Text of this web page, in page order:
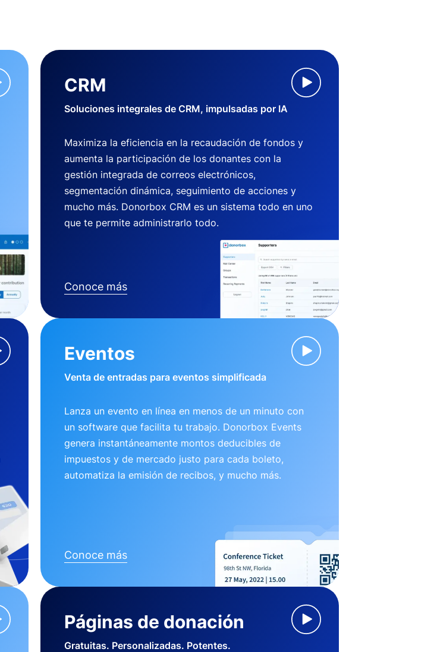
CRM
Soluciones integrales de CRM, impulsadas por IA
Maximiza la eficiencia en la recaudación de fondos y
aumenta la participación de los donantes con la
gestión integrada de correos electrónicos,
segmentación dinámica, seguimiento de acciones y
mucho más. Donorbox CRM es un sistema todo en uno
que te permite administrarlo todo.
Conoce más
Eventos
Venta de entradas para eventos simplificada
Lanza un evento en línea en menos de un minuto con
un software que facilita tu trabajo. Donorbox Events
genera instantáneamente montos deducibles de
impuestos y de mercado justo para cada boleto,
automatiza la emisión de recibos, y mucho más.
Conoce más
Páginas de donación
Gratuitas. Personalizadas. Potentes.